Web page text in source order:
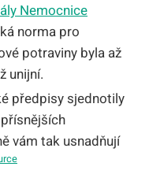
Nemocnice
norma pro
potraviny byla až
unijní.
předpisy sjednotily
vám tak usnadňují